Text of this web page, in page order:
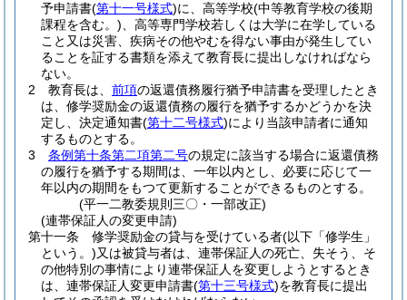
予申請書(第十一号様式)に、高等学校(中等教育学校の後期
課程を含む。) 、高等専門学校若しくは大学に在学している
こと又は災害、疾病その他やむを得ない事由が発生してい
ることを証する書類を添えて教育長に提出しなければなら
ない。
2
教育長は、 前項の返還債務履行猶予申請書を受理したとき
は、修学奨励金の返還債務の履行を猶予するかどうかを決
定し、決定通知書(第十二号様式)により当該申請者に通知
するものとする。
3
条例第十条第二項第二号の規定に該当する場合に返還債務
の履行を猶予する期間は、一年以内とし、必要に応じて一
年以内の期間をもつて更新することができるものとする。
(平一二教委規則三〇・一部改正)
(連帯保証人の変更申請)
第十一条
修学奨励金の貸与を受けている者(以下「修学生」
という。)又は被貸与者は、連帯保証人の死亡、失そう、そ
の他特別の事情により連帯保証人を変更しようとするとき
は、連帯保証人変更申請書(第十三号様式)を教育長に提出